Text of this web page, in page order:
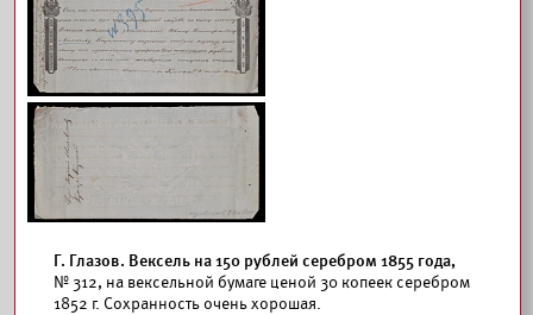
Г. Глазов. Вексель на 150 рублей серебром 1855 года,
№ 312, на вексельной бумаге ценой 30 копеек серебром
1852 г. Сохранность очень хорошая.